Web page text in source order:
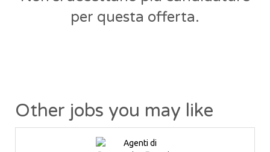
per questa offerta.
Other jobs you may like